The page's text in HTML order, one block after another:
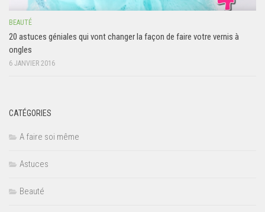
BEAUTÉ
20 astuces géniales qui vont changer la façon de faire votre vernis à
ongles
6 JANVIER 2016
CATÉGORIES
A faire soi même
Astuces
Beauté